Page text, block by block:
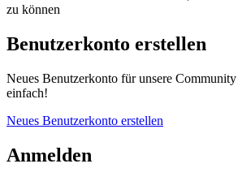
zu können
Benutzerkonto erstellen
Neues Benutzerkonto für unsere
einfach!
Neues Benutzerkonto erstellen
Anmelden